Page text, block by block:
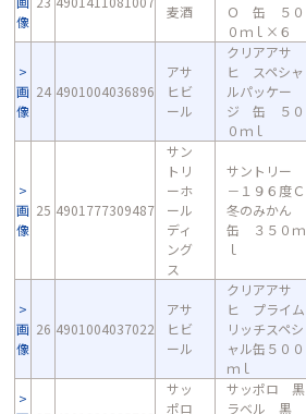
像
麦酒
Ｏ 缶 ５０
０ｍｌ×６
画
像
24 4901004036896
アサ
ヒビ
ール
クリアアサ
ヒ スペシャ
ルパッケー
ジ 缶 ５０
０ｍｌ
画
像
25 4901777309487
サン
トリ
ーホ
ール
ディ
ング
ス
サントリー
－１９６度Ｃ
冬のみかん
缶 ３５０ｍ
ｌ
画
像
26 4901004037022
アサ
ヒビ
ール
クリアアサ
ヒ プライム
リッチスペシ
ャル缶５００
ｍｌ
サッ
ポロ
サッポロ 黒
ラベル 黒